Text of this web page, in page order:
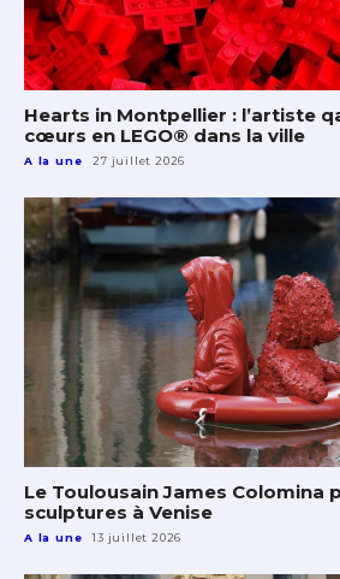
Hearts in Montpellier : l’artiste
cœurs en LEGO® dans la ville
A la une 27 juillet 2026
Le Toulousain James Colomina
sculptures à Venise
A la une 13 juillet 2026